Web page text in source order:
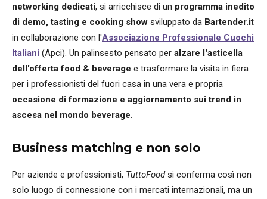
networking dedicati, si arricchisce di un programma inedito
di demo, tasting e cooking show sviluppato da Bartender.it
in collaborazione con l'Associazione Professionale Cuochi
Italiani (Apci). Un palinsesto pensato per alzare l'asticella
dell'offerta food & beverage e trasformare la visita in fiera
per i professionisti del fuori casa in una vera e propria
occasione di formazione e aggiornamento sui trend in
ascesa nel mondo beverage.
Business matching e non solo
Per aziende e professionisti, TuttoFoodsi conferma così non
solo luogo di connessione con i mercati internazionali, ma un